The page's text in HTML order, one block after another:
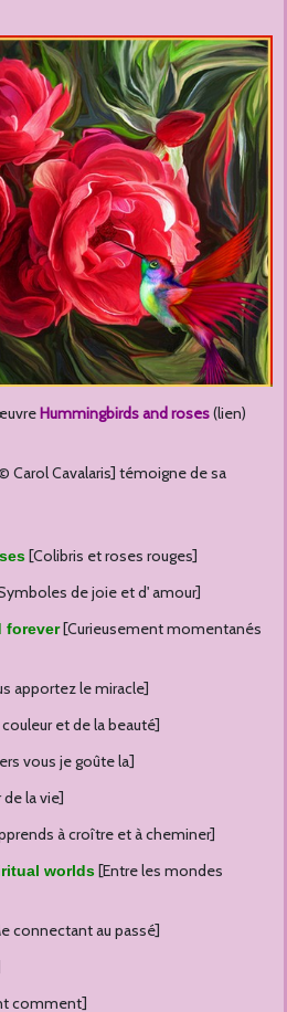
Hummingbirds and roses(lien)
Carol Cavalaris] témoigne de sa
[Colibris et roses rouges]
de joie et d' amour]
forever[Curieusement momentanés
apportez le miracle]
et de la beauté]
vous je goûte la]
la vie]
à croître et à cheminer]
worlds[Entre les mondes
connectant au passé]
comment]